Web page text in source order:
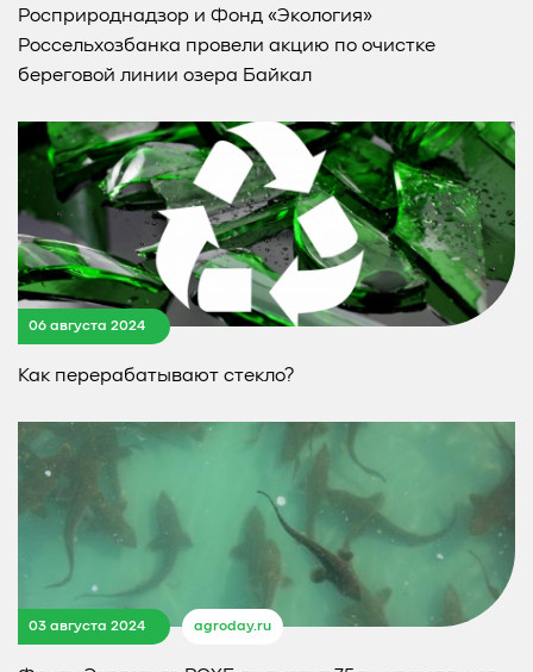
Росприроднадзор и Фонд «Экология»
Россельхозбанка провели акцию по очистке
береговой линии озера Байкал
06 августа 2024
Как перерабатывают стекло?
03 августа 2024 agroday.ru